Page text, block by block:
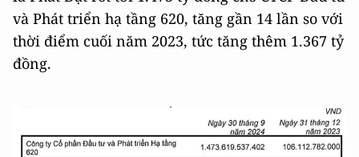
và Phát triển hạ tầng 620, tăng gần 14 lần so với
thời điểm cuối năm 2023, tức tăng thêm 1.367 tỷ
đồng.